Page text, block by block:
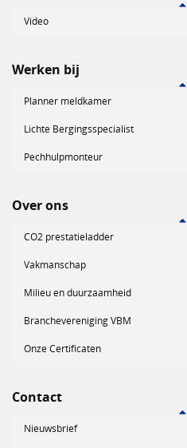
Video
Werken bij
Planner meldkamer
Lichte Bergingsspecialist
Pechhulpmonteur
Over ons
CO2 prestatieladder
Vakmanschap
Milieu en duurzaamheid
Branchevereniging VBM
Onze Certificaten
Contact
Nieuwsbrief